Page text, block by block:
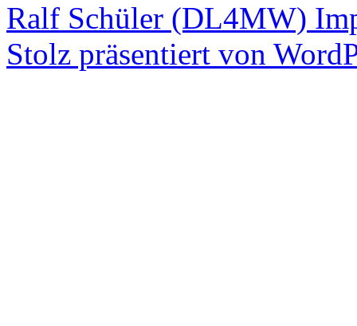
Ralf Schüler (DL4MW)
Stolz präsentiert von